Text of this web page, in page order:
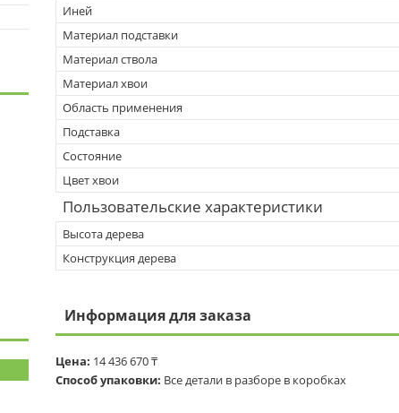
Иней
Материал подставки
Материал ствола
Материал хвои
Область применения
Подставка
Состояние
Цвет хвои
Пользовательские характеристики
Высота дерева
Конструкция дерева
Информация для заказа
Цена: 14 436 670 ₸
Способ упаковки: Все детали в разборе в коробках